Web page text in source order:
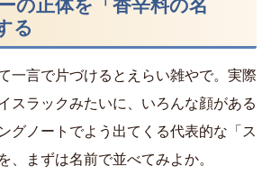
の正体を「香辛料の名
る
一言で片づけるとえらい雑やで。実際
スラックみたいに、いろんな顔がある
グノートでよう出てくる代表的な「ス
、まずは名前で並べてみよか。